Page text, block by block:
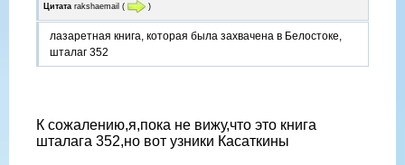
Цитата rakshaemail ( )
лазаретная книга, которая была захвачена в Белостоке,
шталаг 352
К сожалению,я,пока не вижу,что это книга
шталага 352,но вот узники Касаткины